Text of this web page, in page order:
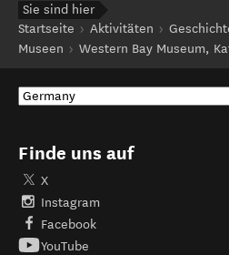
Sie sind hier
Startseite
Aktivitäten
Museen
Western Bay Museum,
Finde uns auf
X
Instagram
Facebook
YouTube